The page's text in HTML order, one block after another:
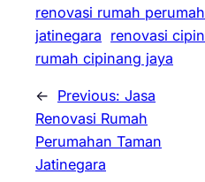
renovasi rumah
jatinegara renovasi
rumah cipinang jaya
← Previous: Jasa
Renovasi Rumah
Perumahan Taman
Jatinegara